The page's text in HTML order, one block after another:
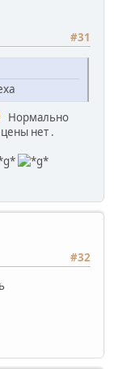
#31
Нормально
нет .
#32